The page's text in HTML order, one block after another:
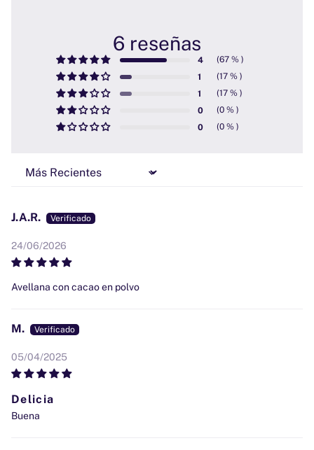
6 reseñas
4
1
1
0
0
Sort by
24/06/2026
J.A.R.
Avellana con cacao en polvo
05/04/2025
M.
Delicia
Buena